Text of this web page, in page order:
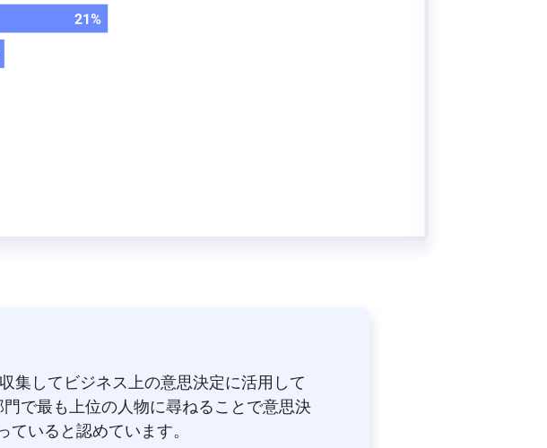
集してビジネス上の意思決定に活用して
で最も上位の人物に尋ねることで意思決
ていると認めています。